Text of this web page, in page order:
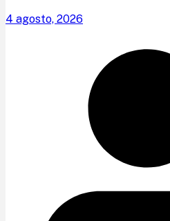
4 agosto, 2026